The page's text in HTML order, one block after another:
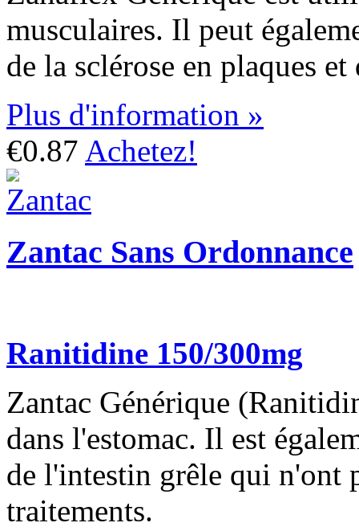
musculaires. Il peut
de la sclérose en plaques
Plus d'information »
€0.87 Achetez!
Zantac Sans Ordonnance
Ranitidine 150/300mg
Zantac Générique
dans l'estomac. Il est
de l'intestin grêle qui n'ont
traitements.